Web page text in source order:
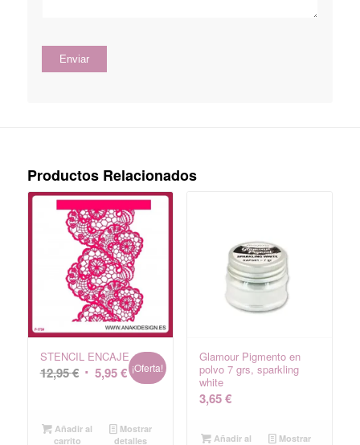
Productos Relacionados
STENCIL ENCAJE
12,95€ El
era:
5,95€El
es:
¡Oferta!
Añadir al
carrito
Mostrar
detalles
Glamour Pigmento en
polvo 7 grs, sparkling
white
3,65€
Añadir al
Mostrar